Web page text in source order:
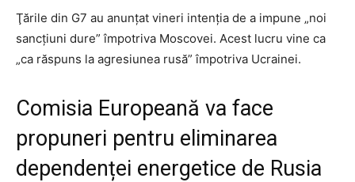
Ţările din G7 au anunțat vineri intenţia de a impune „noi
sancţiuni dure” împotriva Moscovei. Acest lucru vine ca
„ca răspuns la agresiunea rusă” împotriva Ucrainei.
Comisia Europeană va face
propuneri pentru eliminarea
dependenței energetice de Rusia